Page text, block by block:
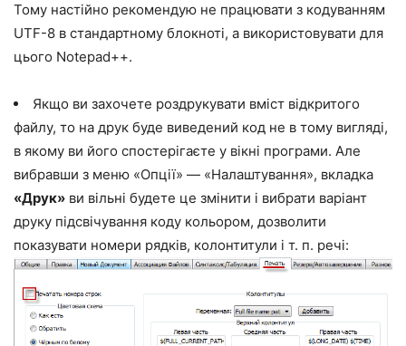
Тому настійно рекомендую не працювати з кодуванням
UTF-8 в стандартному блокноті, а використовувати для
цього Notepad++.
Якщо ви захочете роздрукувати вміст відкритого
файлу, то на друк буде виведений код не в тому вигляді,
в якому ви його спостерігаєте у вікні програми. Але
вибравши з меню «Опції» — «Налаштування», вкладка
«Друк» ви вільні будете це змінити і вибрати варіант
друку підсвічування коду кольором, дозволити
показувати номери рядків, колонтитули і т. п. речі: